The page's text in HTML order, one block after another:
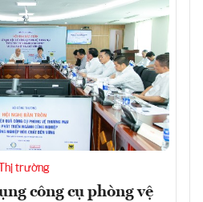
Thị trường
công cụ phòng vệ